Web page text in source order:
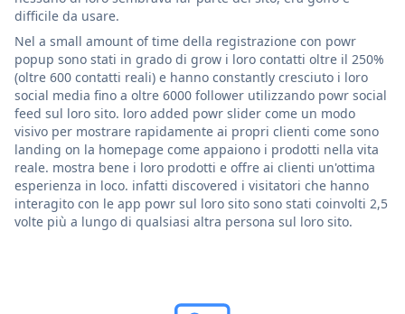
difficile da usare.
Nel a small amount of time della registrazione con powr
popup sono stati in grado di grow i loro contatti oltre il 250%
(oltre 600 contatti reali) e hanno constantly cresciuto i loro
social media fino a oltre 6000 follower utilizzando powr social
feed sul loro sito. loro added powr slider come un modo
visivo per mostrare rapidamente ai propri clienti come sono
landing on la homepage come appaiono i prodotti nella vita
reale. mostra bene i loro prodotti e offre ai clienti un'ottima
esperienza in loco. infatti discovered i visitatori che hanno
interagito con le app powr sul loro sito sono stati coinvolti 2,5
volte più a lungo di qualsiasi altra persona sul loro sito.